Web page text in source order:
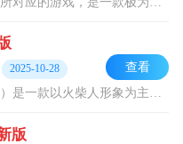
2025-10-28
款以火柴人形象为主题的冒险闯关游戏。它整体画风设计简洁明快，操作简便，容易上手。玩家操控火柴人参与战斗，不仅可以购买各类强力武器，还能
查看
版